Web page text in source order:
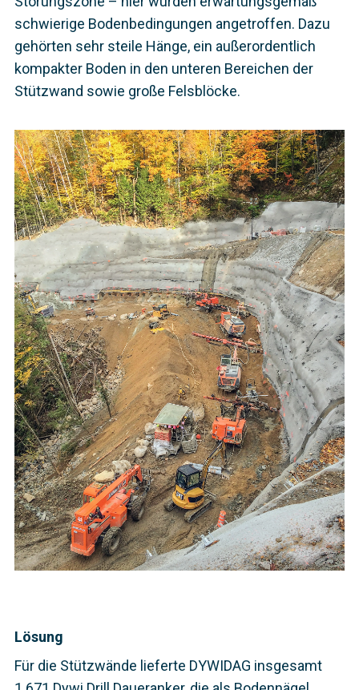
schwierige Bodenbedingungen angetroffen. Dazu
gehörten sehr steile Hänge, ein außerordentlich
kompakter Boden in den unteren Bereichen der
Stützwand sowie große Felsblöcke.
Lösung
Für die Stützwände lieferte DYWIDAG insgesamt